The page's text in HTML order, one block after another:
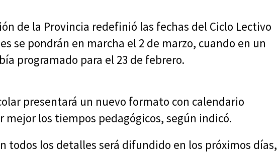
de la Provincia redefinió las fechas del Ciclo Lectivo
se pondrán en marcha el 2 de marzo, cuando en un
programado para el 23 de febrero.
presentará un nuevo formato con calendario
los tiempos pedagógicos, según indicó.
todos los detalles será difundido en los próximos días,